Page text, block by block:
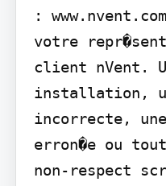
:
votre
client nVent.
installation,
incorrecte,
erron�e ou
non-respect